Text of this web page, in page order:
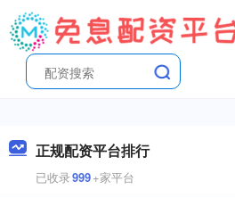
正规配资平台排行
已收录999+家平台